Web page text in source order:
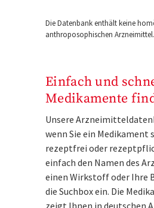
Die Datenbank enthält keine
anthroposophischen Arzneimittel.
Einfach und
Medikamente
Unsere
wenn Sie ein Medikament
rezeptfrei oder
einfach den Namen des
einen Wirkstoff oder Ihre
die Suchbox ein. Die